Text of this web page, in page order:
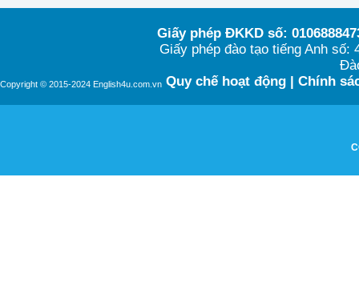
Copyright © 2015-2024 English4u.com.vn
Giấy phép ĐKKD số:
Giấy phép đào tạo tiếng Anh
Quy chế hoạt động| Chính